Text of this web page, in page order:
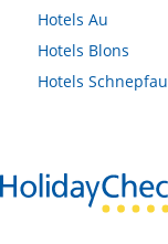
Hotels Au
Hotels Blons
Hotels Schnepfau